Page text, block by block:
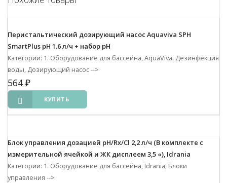
Перистальтический дозирующий насос Aquaviva SPH
SmartPlus pH 1.6 л/ч + набор pH
Категории: 1. Оборудование для бассейна, AquaViva, Дезинфекция
воды, Дозирующий насос-->
564 ₽
КУПИТЬ
Блок управления дозацией pH/Rx/Cl 2,2 л/ч (В комплекте с
измерительной ячейкой и ЖК дисплеем 3,5 «), Idrania
Категории: 1. Оборудование для бассейна, Idrania, Блоки
управления -->